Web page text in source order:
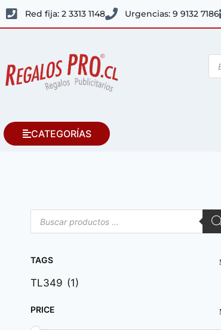
Red fija: 2 3313 1148 Urgencias: 9 9132 7186
CATEGORÍAS
TAGS
TL349 (1)
PRICE